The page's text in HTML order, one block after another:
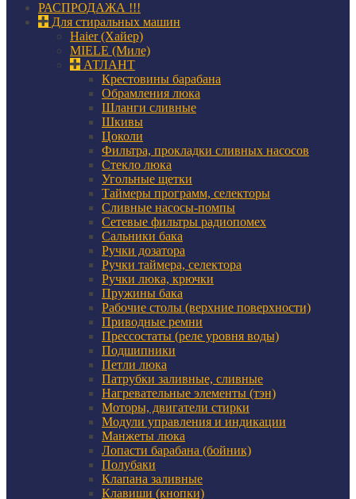
РАСПРОДАЖА !!!
Для стиральных машин
Haier (Хайер)
MIELE (Миле)
АТЛАНТ
Крестовины барабана
Обрамления люка
Шланги сливные
Шкивы
Цоколи
Фильтра, прокладки сливных насосов
Стекло люка
Угольные щетки
Таймеры программ, селекторы
Сливные насосы-помпы
Сетевые фильтры радиопомех
Сальники бака
Ручки дозатора
Ручки таймера, селектора
Ручки люка, крючки
Пружины бака
Рабочие столы (верхние поверхности)
Приводные ремни
Прессостаты (реле уровня воды)
Подшипники
Петли люка
Патрубки заливные, сливные
Нагревательные элементы (тэн)
Моторы, двигатели стирки
Модули управления и индикации
Манжеты люка
Лопасти барабана (бойник)
Полубаки
Клапана заливные
Клавиши (кнопки)